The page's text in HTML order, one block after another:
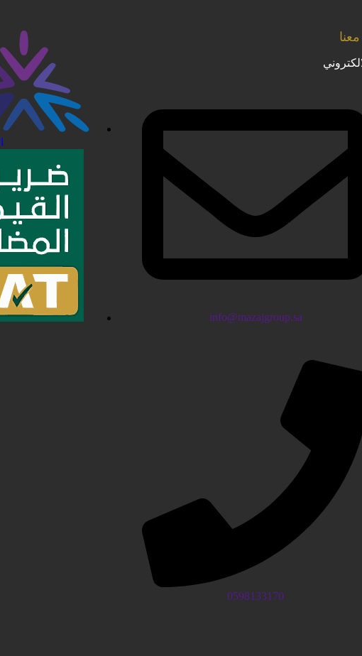
info@mazajgroup.sa
0598133170